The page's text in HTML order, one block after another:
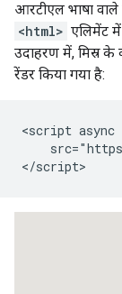
आरटीएल भाषा
<html> एलिमेंट में
उदाहरण में, मिस्र के
रेंडर किया गया है:
<script async
</script>